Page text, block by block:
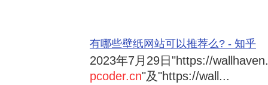
有哪些壁纸网站可以推荐么? - 知乎
2023年7月29日 "https://
pcoder.cn"及"https://wall...